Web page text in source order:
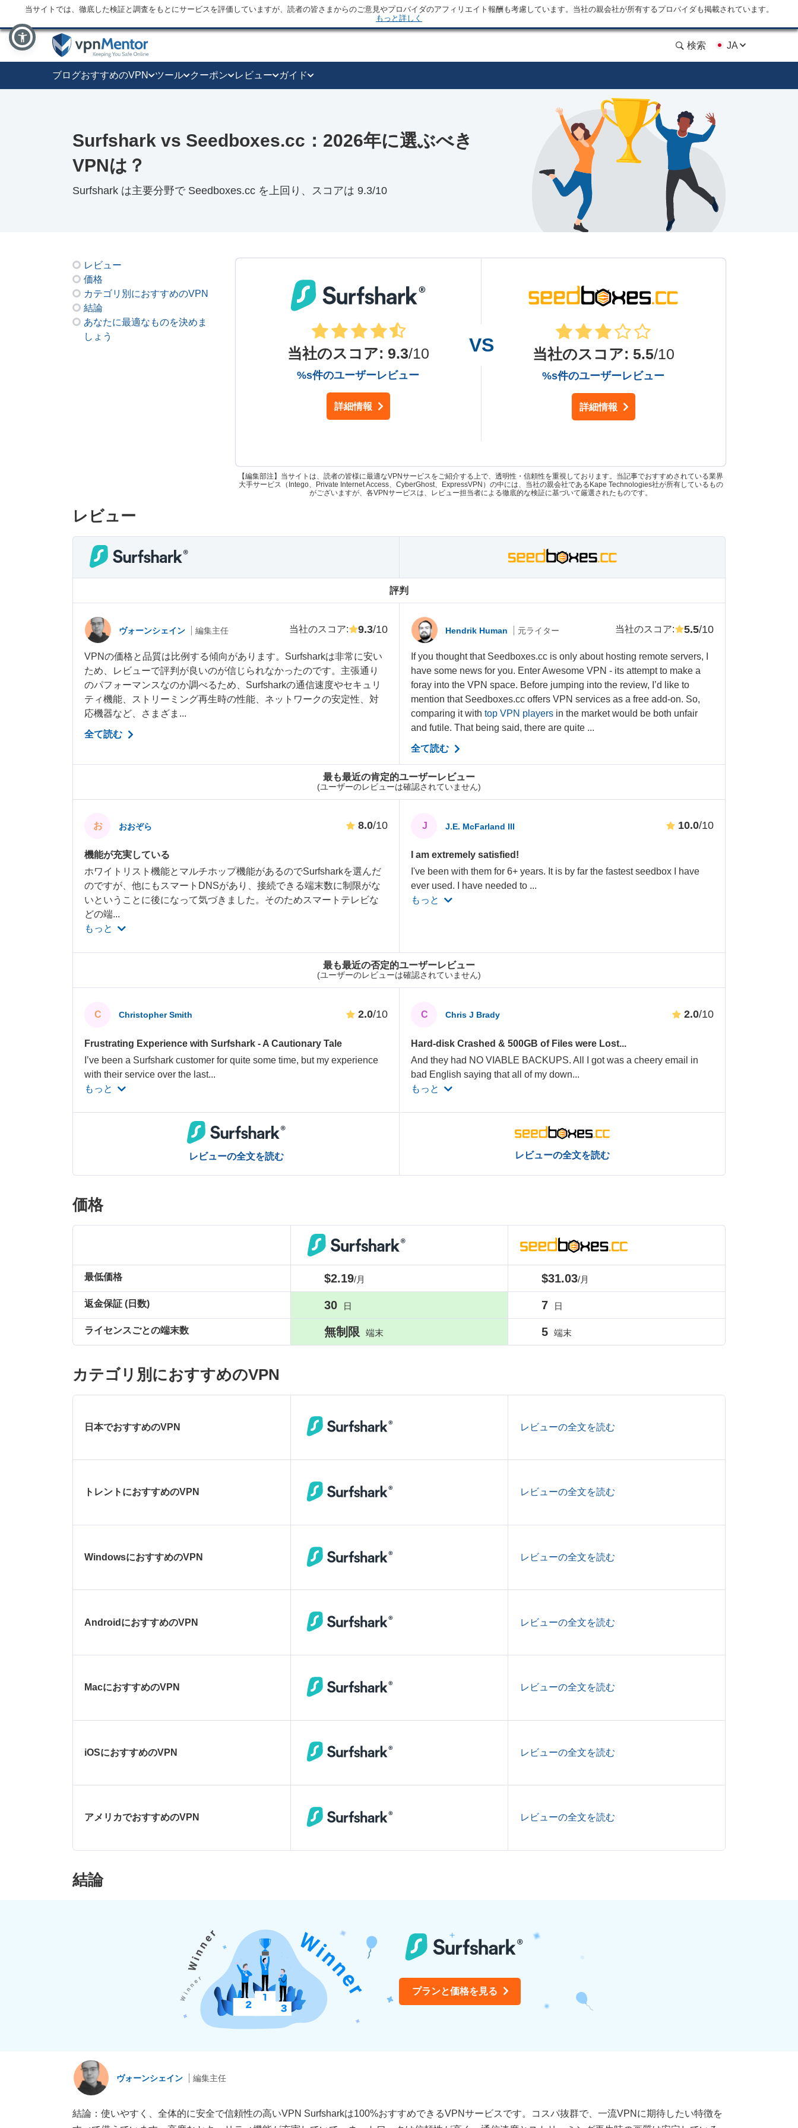
当サイトでは、徹底した検証と調査をもとにサービスを評価していますが、読者の皆さまからのご意見やプロバイダのアフィリエイト報酬も考慮しています。当社の親会社が所有するプロバイダも掲載されています。
もっと詳しく
検索 JA
ブログおすすめのVPN ツール クーポン レビュー ガイド
Surfshark vs Seedboxes.cc：2026年に選ぶべき
VPNは？
Surfshark は主要分野で Seedboxes.cc を上回り、スコアは 9.3/10
レビュー
価格
カテゴリ別におすすめのVPN
結論
あなたに最適なものを決めま
しょう
当社のスコア: 9.3/10
%s件のユーザーレビュー
詳細情報
当社のスコア: 5.5/10
%s件のユーザーレビュー
詳細情報
【編集部注】当サイトは、読者の皆様に最適なVPNサービスをご紹介する上で、透明性・信頼性を重視しております。当記事でおすすめされている業界
大手サービス（Intego、Private Internet Access、CyberGhost、ExpressVPN）の中には、当社の親会社であるKape Technologies社が所有しているもの
がございますが、各VPNサービスは、レビュー担当者による徹底的な検証に基づいて厳選されたものです。
レビュー
評判
最も最近の肯定的ユーザーレビュー
(ユーザーのレビューは確認されていません)
最も最近の否定的ユーザーレビュー
(ユーザーのレビューは確認されていません)
ヴォーンシェイン 編集主任 当社のスコア: 9.3/10
VPNの価格と品質は比例する傾向があります。Surfsharkは非常に安い
ため、レビューで評判が良いのが信じられなかったのです。主張通り
のパフォーマンスなのか調べるため、Surfsharkの通信速度やセキュリ
ティ機能、ストリーミング再生時の性能、ネットワークの安定性、対
応機器など、さまざま...
全て読む
お おおぞら 8.0/10
機能が充実している
ホワイトリスト機能とマルチホップ機能があるのでSurfsharkを選んだ
のですが、他にもスマートDNSがあり、接続できる端末数に制限がな
いということに後になって気づきました。そのためスマートテレビな
どの端...
もっと
C Christopher Smith 2.0/10
Frustrating Experience with Surfshark - A Cautionary Tale
I’ve been a Surfshark customer for quite some time, but my experience
with their service over the last...
もっと
レビューの全文を読む
Hendrik Human 元ライター 当社のスコア: 5.5/10
If you thought that Seedboxes.cc is only about hosting remote servers, I
have some news for you. Enter Awesome VPN - its attempt to make a
foray into the VPN space. Before jumping into the review, I’d like to
mention that Seedboxes.cc offers VPN services as a free add-on. So,
comparing it withtop VPN players in the market would be both unfair
and futile. That being said, there are quite ...
全て読む
J J.E. McFarland III 10.0/10
I am extremely satisfied!
I've been with them for 6+ years. It is by far the fastest seedbox I have
ever used. I have needed to ...
もっと
C Chris J Brady 2.0/10
Hard-disk Crashed & 500GB of Files were Lost...
And they had NO VIABLE BACKUPS. All I got was a cheery email in
bad English saying that all of my down...
もっと
レビューの全文を読む
価格
最低価格
返金保証 (日数)
ライセンスごとの端末数
$2.19/月
30 日
無制限 端末
$31.03/月
7 日
5 端末
カテゴリ別におすすめのVPN
日本でおすすめのVPN レビューの全文を読む
トレントにおすすめのVPN レビューの全文を読む
WindowsにおすすめのVPN レビューの全文を読む
AndroidにおすすめのVPN レビューの全文を読む
MacにおすすめのVPN レビューの全文を読む
iOSにおすすめのVPN レビューの全文を読む
アメリカでおすすめのVPN レビューの全文を読む
結論
プランと価格を見る
ヴォーンシェイン 編集主任
結論：使いやすく、全体的に安全で信頼性の高いVPN Surfsharkは100%おすすめできるVPNサービスです。コスパ抜群で、一流VPNに期待したい特徴を